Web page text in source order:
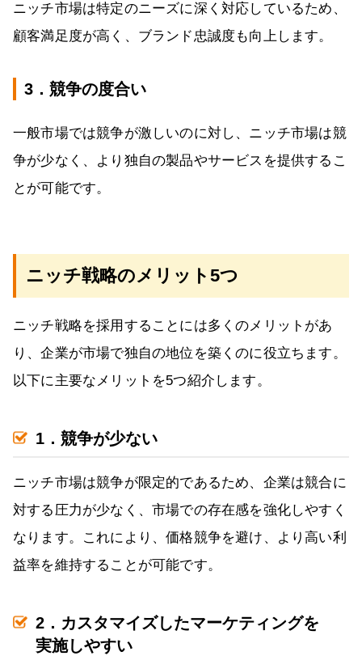
ニッチ市場は特定のニーズに深く対応しているため、
顧客満足度が高く、ブランド忠誠度も向上します。
3．競争の度合い
一般市場では競争が激しいのに対し、ニッチ市場は競
争が少なく、より独自の製品やサービスを提供するこ
とが可能です。
ニッチ戦略のメリット5つ
ニッチ戦略を採用することには多くのメリットがあ
り、企業が市場で独自の地位を築くのに役立ちます。
以下に主要なメリットを5つ紹介します。
1．競争が少ない
ニッチ市場は競争が限定的であるため、企業は競合に
対する圧力が少なく、市場での存在感を強化しやすく
なります。これにより、価格競争を避け、より高い利
益率を維持することが可能です。
2．カスタマイズしたマーケティングを
実施しやすい